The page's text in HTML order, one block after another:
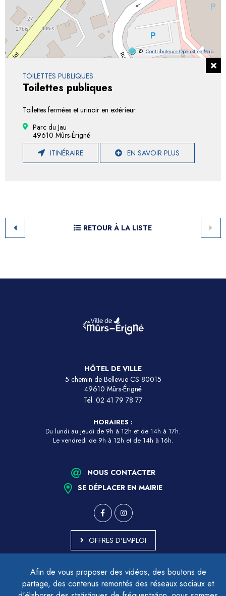
Afin de vous proposer des vidéos, des boutons de
partage, des contenus remontés des réseaux sociaux et
© Contributeurs OpenStreetMap
TOILETTES PUBLIQUES
Toilettes publiques
Toilettes fermées et urinoir en extérieur.
Parc du Jau
49610 Mûrs-Érigné
ITINÉRAIRE
EN SAVOIR PLUS
RETOUR À LA LISTE
HÔTEL DE VILLE
5 chemin de Bellevue CS 80015
49610 Mûrs-Érigné
Tél. 02 41 79 78 77
HORAIRES :
Du lundi au jeudi de 9h à 12h et de 14h à 17h.
Le vendredi de 9h à 12h et de 14h à 16h.
NOUS CONTACTER
SE DÉPLACER EN MAIRIE
OFFRES D'EMPLOI
ACCESSIBILITÉ - PARTIELLEMENT CONFORME
PLAN DU SITE